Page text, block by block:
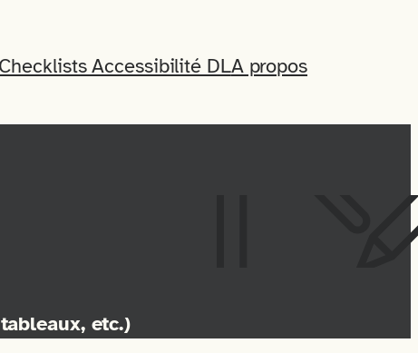
Accessibilité DLA propos
etc.)